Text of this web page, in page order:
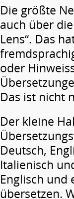
Die größte
auch über
Lens“. Das
oder
Das ist nicht
Der kleine
Deutsch,
Italienisch
Englisch und
übersetzen.